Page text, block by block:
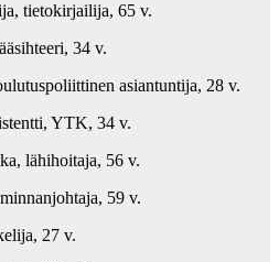
tietokirjailija, 65 v.
34 v.
asiantuntija, 28 v.
YTK, 34 v.
lähihoitaja, 56 v.
59 v.
27 v.